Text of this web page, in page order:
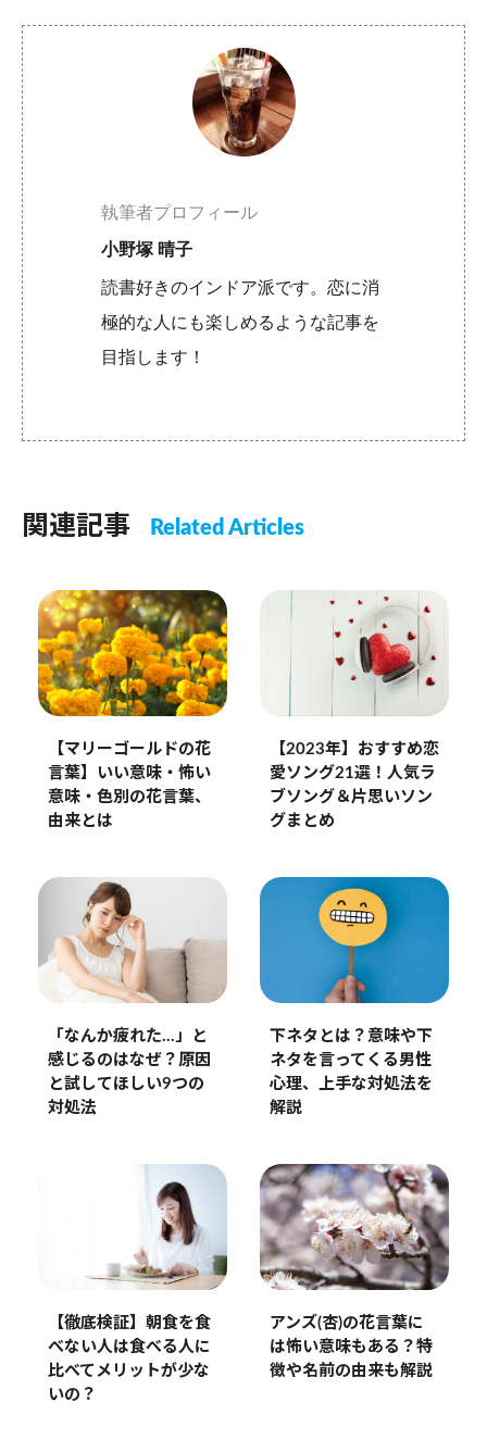
執筆者プロフィール
小野塚 晴子
読書好きのインドア派です。恋に消
極的な人にも楽しめるような記事を
目指します！
関連記事 Related Articles
【マリーゴールドの花
言葉】いい意味・怖い
意味・色別の花言葉、
由来とは
【2023年】おすすめ恋
愛ソング21選！人気ラ
ブソング＆片思いソン
グまとめ
「なんか疲れた…」と
感じるのはなぜ？原因
と試してほしい9つの
対処法
下ネタとは？意味や下
ネタを言ってくる男性
心理、上手な対処法を
解説
【徹底検証】朝食を食
べない人は食べる人に
比べてメリットが少な
いの？
アンズ(杏)の花言葉に
は怖い意味もある？特
徴や名前の由来も解説